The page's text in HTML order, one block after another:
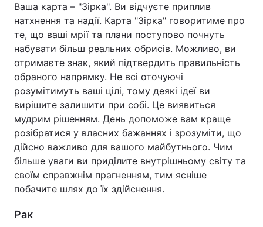
Ваша карта – "Зірка". Ви відчуєте приплив
натхнення та надії. Карта "Зірка" говоритиме про
те, що ваші мрії та плани поступово почнуть
набувати більш реальних обрисів. Можливо, ви
отримаєте знак, який підтвердить правильність
обраного напрямку. Не всі оточуючі
розумітимуть ваші цілі, тому деякі ідеї ви
вирішите залишити при собі. Це виявиться
мудрим рішенням. День допоможе вам краще
розібратися у власних бажаннях і зрозуміти, що
дійсно важливо для вашого майбутнього. Чим
більше уваги ви приділите внутрішньому світу та
своїм справжнім прагненням, тим ясніше
побачите шлях до їх здійснення.
Рак